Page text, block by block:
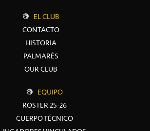
EL CLUB
CONTACTO
HISTORIA
PALMARÉS
OUR CLUB
EQUIPO
ROSTER 25-26
CUERPO TÉCNICO